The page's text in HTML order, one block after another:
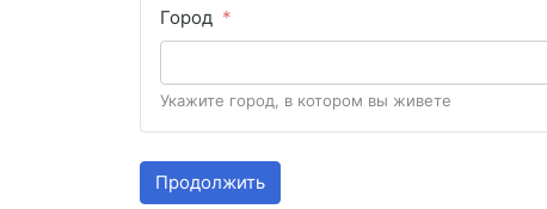
Город
Укажите город, в котором вы живете
Продолжить